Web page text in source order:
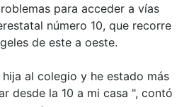
para acceder a vías
número 10, que recorre
de este a oeste.
al colegio y he estado más
desde la 10 a mi casa ", contó